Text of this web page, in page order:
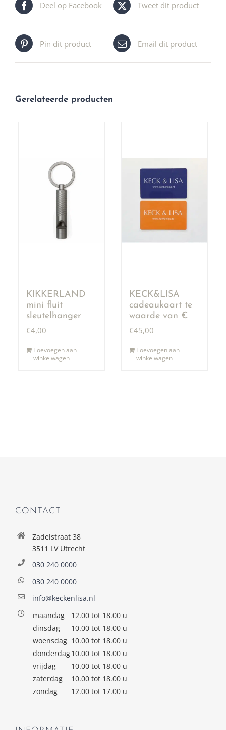
Deel op Facebook Tweet dit product
Pin dit product Email dit product
Gerelateerde producten
KIKKERLAND
mini fluit
sleutelhanger
€4,00
Toevoegen aan
winkelwagen
KECK&LISA
cadeaukaart te
waarde van €
50,00
€45,00
Toevoegen aan
winkelwagen
CONTACT
Zadelstraat 38
3511 LV Utrecht
030 240 0000
030 240 0000
info@keckenlisa.nl
maandag
12.00 tot 18.00 u
dinsdag
10.00 tot 18.00 u
woensdag 10.00 tot 18.00 u
donderdag10.00 tot 18.00 u
vrijdag
10.00 tot 18.00 u
zaterdag
10.00 tot 18.00 u
zondag
12.00 tot 17.00 u